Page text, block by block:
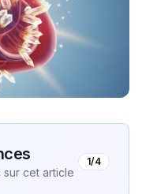
cet article
1/4